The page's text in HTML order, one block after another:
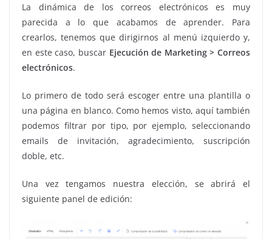
La dinámica de los correos electrónicos es muy
parecida a lo que acabamos de aprender. Para
crearlos, tenemos que dirigirnos al menú izquierdo y,
en este caso, buscar Ejecución de Marketing> Correos
electrónicos.
Lo primero de todo será escoger entre una plantilla o
una página en blanco. Como hemos visto, aquí también
podemos filtrar por tipo, por ejemplo, seleccionando
emails de invitación, agradecimiento, suscripción
doble, etc.
Una vez tengamos nuestra elección, se abrirá el
siguiente panel de edición: